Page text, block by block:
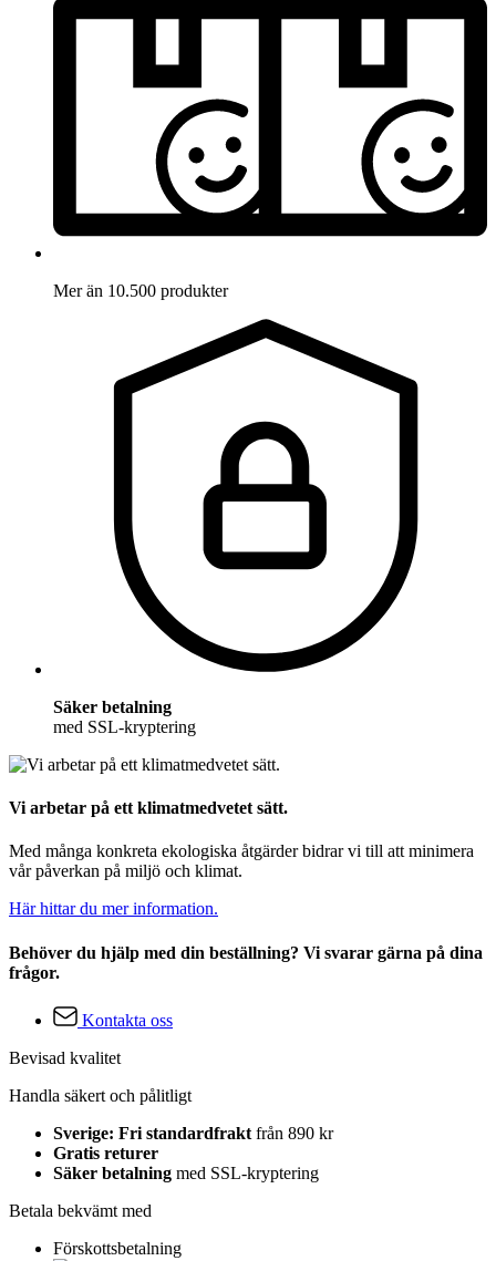
Mer än 10.500 produkter
Säker betalning
med SSL-kryptering
Vi arbetar på ett klimatmedvetet sätt.
Med många konkreta ekologiska åtgärder bidrar vi till att minimera
vår påverkan på miljö och klimat.
Här hittar du mer information.
Behöver du hjälp med din beställning? Vi svarar gärna på dina
frågor.
Kontakta oss
Bevisad kvalitet
Handla säkert och pålitligt
Sverige: Fri standardfrakt från 890 kr
Gratis returer
Säker betalning med SSL-kryptering
Betala bekvämt med
Förskottsbetalning